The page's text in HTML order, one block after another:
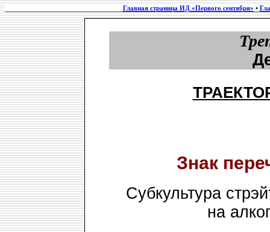
Главная страница ИД «Первого сентября» •
Знак
Субкультура
на